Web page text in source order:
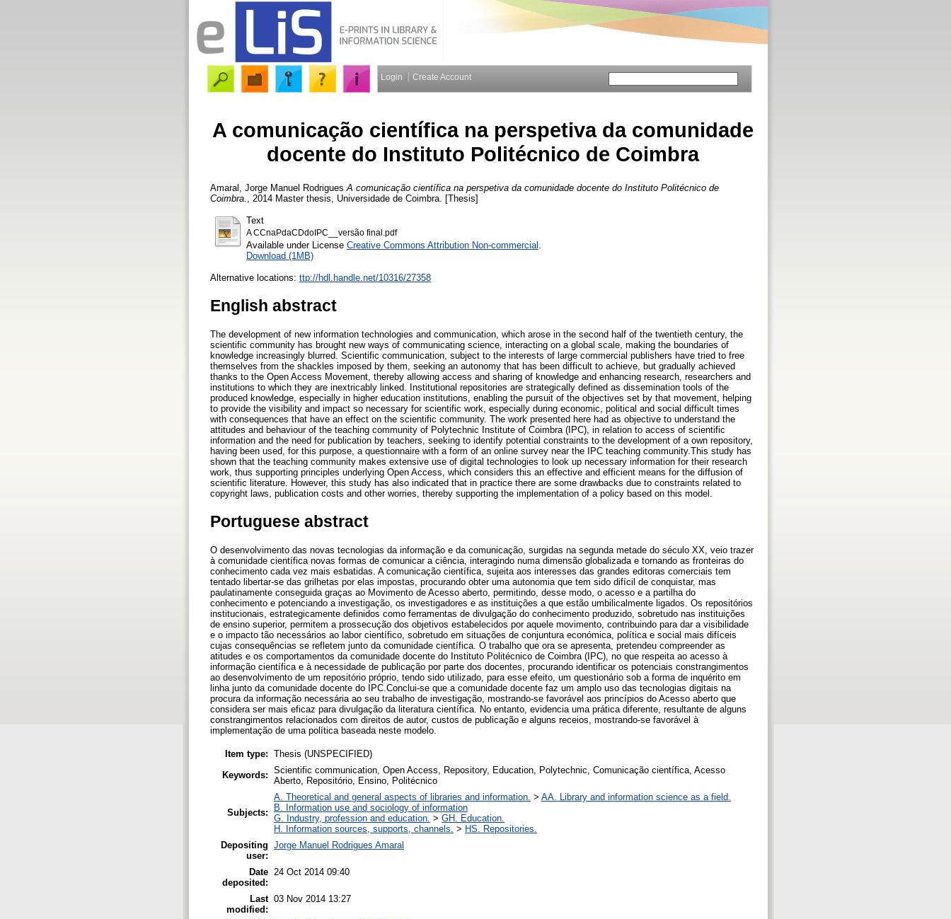
Login Create Account
A comunicação científica na perspetiva da comunidade
docente do Instituto Politécnico de Coimbra
Amaral, Jorge Manuel Rodrigues A comunicação científica na perspetiva da comunidade docente do Instituto Politécnico de
Coimbra.
, 2014 Master thesis, Universidade de Coimbra. [Thesis]
Text
A CCnaPdaCDdoIPC__versão final.pdf
Available under License Creative Commons Attribution Non-commercial
Download (1MB)
Alternative locations: ttp://hdl.handle.net/10316/27358
English abstract
The development of new information technologies and communication, which arose in the second half of the twentieth century, the
scientific community has brought new ways of communicating science, interacting on a global scale, making the boundaries of
knowledge increasingly blurred. Scientific communication, subject to the interests of large commercial publishers have tried to free
themselves from the shackles imposed by them, seeking an autonomy that has been difficult to achieve, but gradually achieved
thanks to the Open Access Movement, thereby allowing access and sharing of knowledge and enhancing research, researchers and
institutions to which they are inextricably linked. Institutional repositories are strategically defined as dissemination tools of the
produced knowledge, especially in higher education institutions, enabling the pursuit of the objectives set by that movement, helping
to provide the visibility and impact so necessary for scientific work, especially during economic, political and social difficult times
with consequences that have an effect on the scientific community. The work presented here had as objective to understand the
attitudes and behaviour of the teaching community of Polytechnic Institute of Coimbra (IPC), in relation to access of scientific
information and the need for publication by teachers, seeking to identify potential constraints to the development of a own repository,
having been used, for this purpose, a questionnaire with a form of an online survey near the IPC teaching community.This study has
shown that the teaching community makes extensive use of digital technologies to look up necessary information for their research
work, thus supporting principles underlying Open Access, which considers this an effective and efficient means for the diffusion of
scientific literature. However, this study has also indicated that in practice there are some drawbacks due to constraints related to
copyright laws, publication costs and other worries, thereby supporting the implementation of a policy based on this model.
Portuguese abstract
O desenvolvimento das novas tecnologias da informação e da comunicação, surgidas na segunda metade do século XX, veio trazer
à comunidade científica novas formas de comunicar a ciência, interagindo numa dimensão globalizada e tornando as fronteiras do
conhecimento cada vez mais esbatidas. A comunicação científica, sujeita aos interesses das grandes editoras comerciais tem
tentado libertar-se das grilhetas por elas impostas, procurando obter uma autonomia que tem sido difícil de conquistar, mas
paulatinamente conseguida graças ao Movimento de Acesso aberto, permitindo, desse modo, o acesso e a partilha do
conhecimento e potenciando a investigação, os investigadores e as instituições a que estão umbilicalmente ligados. Os repositórios
institucionais, estrategicamente definidos como ferramentas de divulgação do conhecimento produzido, sobretudo nas instituições
de ensino superior, permitem a prossecução dos objetivos estabelecidos por aquele movimento, contribuindo para dar a visibilidade
e o impacto tão necessários ao labor científico, sobretudo em situações de conjuntura económica, política e social mais difíceis
cujas consequências se refletem junto da comunidade científica. O trabalho que ora se apresenta, pretendeu compreender as
atitudes e os comportamentos da comunidade docente do Instituto Politécnico de Coimbra (IPC), no que respeita ao acesso à
informação científica e à necessidade de publicação por parte dos docentes, procurando identificar os potenciais constrangimentos
ao desenvolvimento de um repositório próprio, tendo sido utilizado, para esse efeito, um questionário sob a forma de inquérito em
linha junto da comunidade docente do IPC.Conclui-se que a comunidade docente faz um amplo uso das tecnologias digitais na
procura da informação necessária ao seu trabalho de investigação, mostrando-se favorável aos princípios do Acesso aberto que
considera ser mais eficaz para divulgação da literatura científica. No entanto, evidencia uma prática diferente, resultante de alguns
constrangimentos relacionados com direitos de autor, custos de publicação e alguns receios, mostrando-se favorável à
implementação de uma política baseada neste modelo.
Item type: Thesis (UNSPECIFIED)
Keywords: Scientific communication, Open Access, Repository, Education, Polytechnic, Comunicação científica, Acesso
Aberto, Repositório, Ensino, Politécnico
Subjects:
A. Theoretical and general aspects of libraries and information. > AA. Library and information science as a field.
B. Information use and sociology of information
G. Industry, profession and education. > GH. Education.
H. Information sources, supports, channels. > HS. Repositories.
Depositing
user:
Jorge Manuel Rodrigues Amaral
Date
deposited:
24 Oct 2014 09:40
Last
modified:
03 Nov 2014 13:27